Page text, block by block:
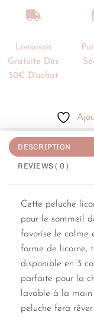
Livraison
Gratuite Dès
30€ D'achat
DESCRIPTION
REVIEWS ( 0 )
Cette peluche
pour le sommeil
favorise le calme
forme de licorne,
disponible en 3
parfaite pour la
lavable à la main
peluche fera